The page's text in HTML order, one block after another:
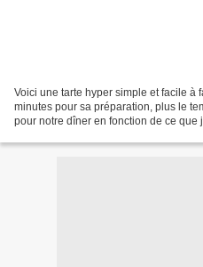
Voici une tarte hyper simple et facile à
minutes pour sa préparation, plus le
pour notre dîner en fonction de ce